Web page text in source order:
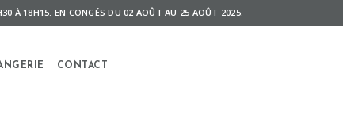
À 18H15. EN CONGÉS DU 02 AOÛT AU 25 AOÛT 2025.
CONTACT